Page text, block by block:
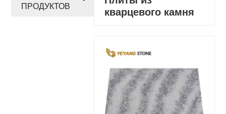
кварцевого камня
ПРОДУКТОВ